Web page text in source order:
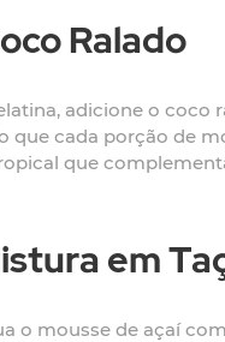
Ralado
adicione o
que cada porção de
que
em
o mousse de açaí